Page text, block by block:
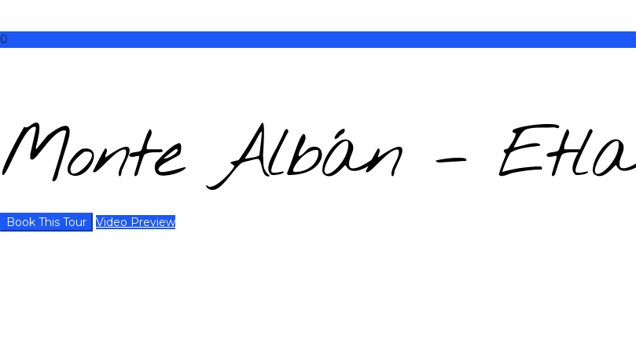
0
Monte Albán – Etla
Book This Tour Video Preview